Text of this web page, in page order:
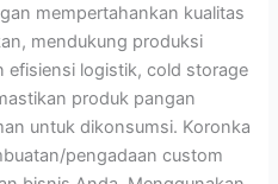
mempertahankan kualitas
mendukung produksi
efisiensi logistik, cold storage
produk pangan
untuk dikonsumsi. Koronka
pengadaan custom